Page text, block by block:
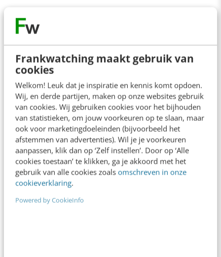
Frankwatching maakt gebruik van
cookies
Welkom! Leuk dat je inspiratie en kennis komt opdoen.
Wij, en derde partijen, maken op onze websites gebruik
van cookies. Wij gebruiken cookies voor het bijhouden
van statistieken, om jouw voorkeuren op te slaan, maar
ook voor marketingdoeleinden (bijvoorbeeld het
afstemmen van advertenties). Wil je je voorkeuren
aanpassen, klik dan op ‘Zelf instellen’. Door op ‘Alle
cookies toestaan’ te klikken, ga je akkoord met het
gebruik van alle cookies zoals omschreven in onze
cookieverklaring.
Powered by CookieInfo
Contact Redactie
redactie@frankwatching.com
+31 30 200 1045
Tarieven
Meer contactopties
Frankwatching
Adverteren